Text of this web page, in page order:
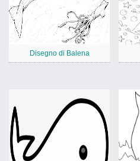
Disegno di Balena